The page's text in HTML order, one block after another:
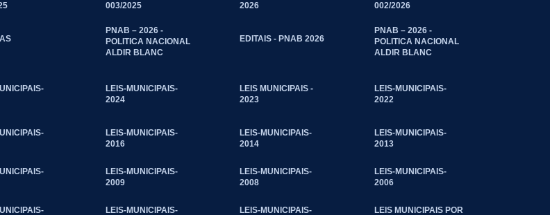
003/2025
2026
002/2026
PNAB – 2026 -
POLITICA NACIONAL
ALDIR BLANC
EDITAIS - PNAB 2026
PNAB – 2026 -
POLITICA NACIONAL
ALDIR BLANC
LEIS-MUNICIPAIS-
2024
LEIS MUNICIPAIS -
2023
LEIS-MUNICIPAIS-
2022
LEIS-MUNICIPAIS-
2016
LEIS-MUNICIPAIS-
2014
LEIS-MUNICIPAIS-
2013
LEIS-MUNICIPAIS-
2009
LEIS-MUNICIPAIS-
2008
LEIS-MUNICIPAIS-
2006
LEIS-MUNICIPAIS-
LEIS-MUNICIPAIS-
LEIS MUNICIPAIS POR